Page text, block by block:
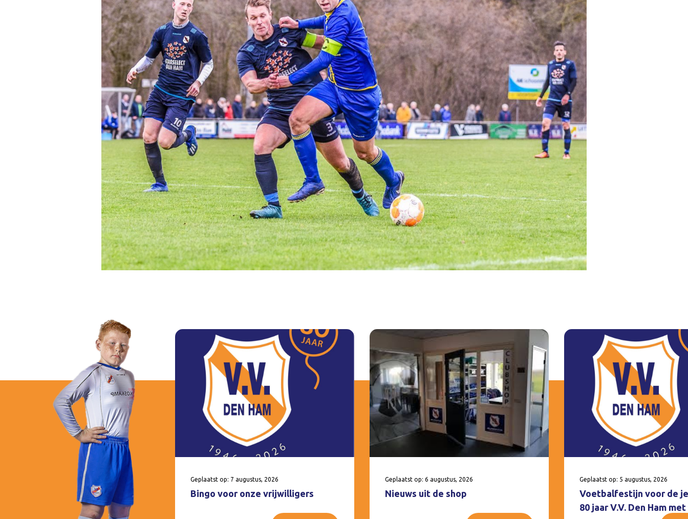
Geplaatst op: 7 augustus, 2026
Bingo voor onze vrijwilligers
Geplaatst op: 6 augustus, 2026
Nieuws uit de shop
Geplaatst op: 5 augustus, 2026
Voetbalfestijn voor de
80 jaar V.V. Den Ham